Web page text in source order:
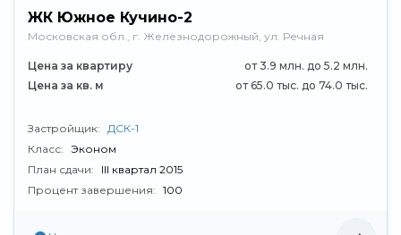
ЖК Южное Кучино-2
Московская обл., г. Железнодорожный, ул. Речная
Цена за квартиру
от 3.9 млн. до 5.2 млн.
Цена за кв. м
от 65.0 тыс. до 74.0 тыс.
Застройщик: ДСК-1
Класс: Эконом
План сдачи:
III квартал 2015
Процент завершения: 100